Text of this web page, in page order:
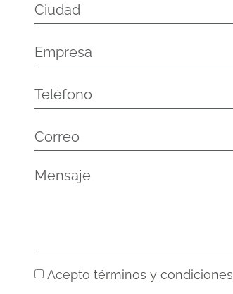
Acepto términos y condiciones